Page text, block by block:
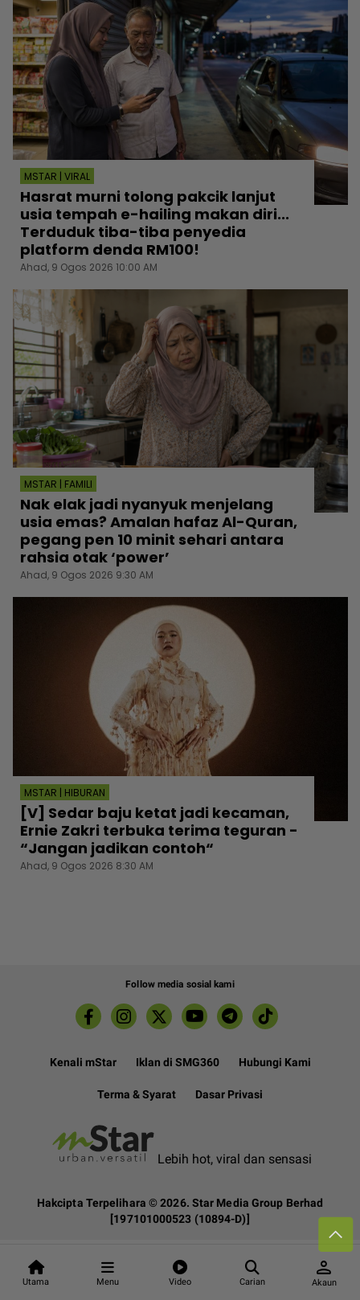
Utama Menu Video Carian
person
Akaun
MSTAR | VIRAL
Hasrat murni tolong pakcik lanjut
usia tempah e-hailing makan diri...
Terduduk tiba-tiba penyedia
platform denda RM100!
Ahad, 9 Ogos 2026 10:00 AM
MSTAR | FAMILI
Nak elak jadi nyanyuk menjelang
usia emas? Amalan hafaz Al-Quran,
pegang pen 10 minit sehari antara
rahsia otak ‘power’
Ahad, 9 Ogos 2026 9:30 AM
MSTAR | HIBURAN
[V] Sedar baju ketat jadi kecaman,
Ernie Zakri terbuka terima teguran -
“Jangan jadikan contoh“
Ahad, 9 Ogos 2026 8:30 AM
Follow media sosial kami
Kenali mStar Iklan di SMG360 Hubungi Kami
Terma & Syarat Dasar Privasi
Lebih hot, viral dan sensasi
Hakcipta Terpelihara ©2026. Star Media Group Berhad
[197101000523 (10894-D)]